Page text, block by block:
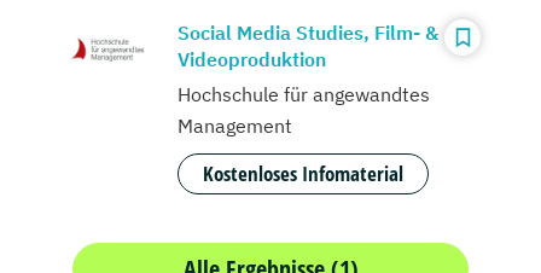
Social Media Studies, Film- &
Videoproduktion
Hochschule für angewandtes
Management
Kostenloses Infomaterial